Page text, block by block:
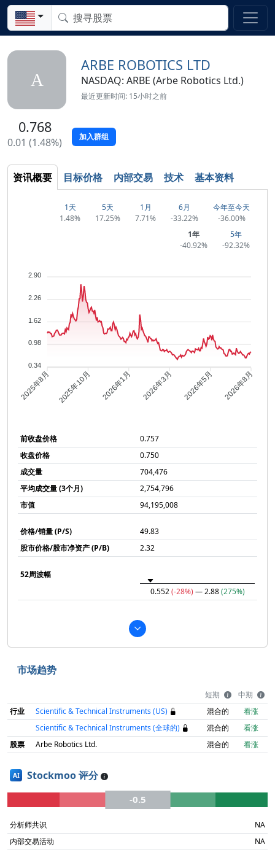
A
ARBE ROBOTICS LTD
NASDAQ: ARBE (Arbe Robotics Ltd.)
最近更新时间: 15小时之前
0.768
0.01 (1.48%) 加入群组
资讯概要 目标价格 内部交易 技术 基本资料
1天
1.48%
5天
17.25%
1月
7.71%
6月
-33.22%
今年至今天
-36.00%
1年
-40.92%
5年
-92.32%
2.90
2.26
1.62
0.98
0.34
2025年8月 2025年10月 2026年1月 2026年3月 2026年5月 2026年8月
前收盘价格
0.757
收盘价格
0.750
成交量
704,476
平均成交量 (3个月)
2,754,796
市值
94,195,008
价格/销量 (P/S)
49.83
股市价格/股市净资产 (P/B)
2.32
52周波幅
0.552(-28%) — 2.88(275%)
市场趋势
短期
中期
行业
Scientific & Technical Instruments (US) 混合的
看涨
Scientific & Technical Instruments (全球的)
混合的
看涨
股票
Arbe Robotics Ltd. 混合的 看涨
AI Stockmoo 评分
-0.5
分析师共识
NA
内部交易活动
NA